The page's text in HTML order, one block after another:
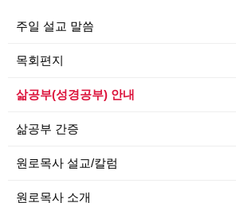
주일 설교 말씀
목회편지
삶공부(성경공부) 안내
삶공부 간증
원로목사 설교/칼럼
원로목사 소개